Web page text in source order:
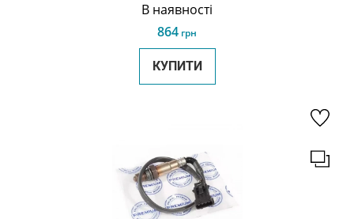
В наявності
864 грн
КУПИТИ